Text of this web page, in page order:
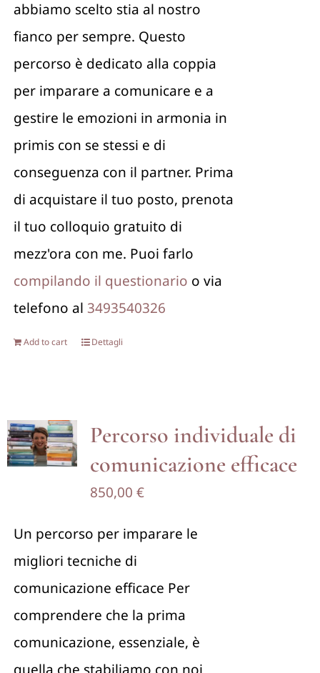
abbiamo scelto stia al nostro
fianco per sempre. Questo
percorso è dedicato alla coppia
per imparare a comunicare e a
gestire le emozioni in armonia in
primis con se stessi e di
conseguenza con il partner. Prima
di acquistare il tuo posto, prenota
il tuo colloquio gratuito di
mezz'ora con me. Puoi farlo
compilando il questionario o via
telefono al 3493540326
Add to cart Dettagli
Percorso individuale di
comunicazione efficace
850,00 €
Un percorso per imparare le
migliori tecniche di
comunicazione efficace Per
comprendere che la prima
comunicazione, essenziale, è